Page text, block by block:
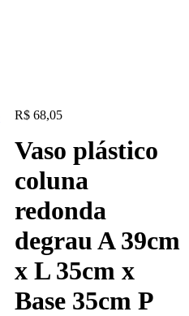
R$68,05
Vaso plástico
coluna
redonda
degrau A 39cm
x L 35cm x
Base 35cm P